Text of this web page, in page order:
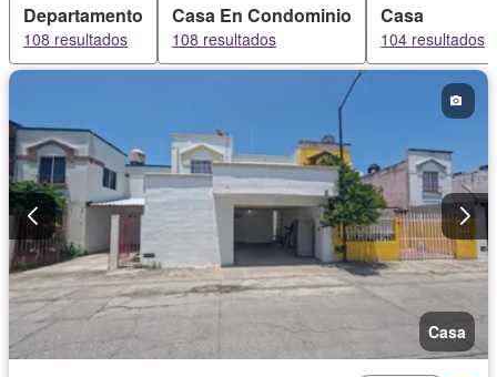
Departamento
108 resultados
Casa En Condominio
108 resultados
Casa
104 resultados
Casa